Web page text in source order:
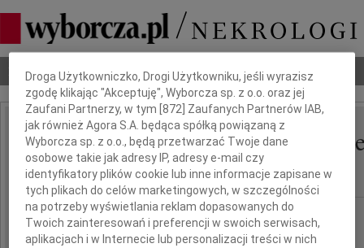
Nekrologi Odeszli Poradnik pogrzebowy
IMIĘ I NAZWISKO:
Anna Magdaleba
Domu Baran
REGION: Warszawa
DATA EMISJI: 11.09.2009
Dbamy o Twoją prywatność
Droga Użytkowniczko, Drogi Użytkowniku, jeśli wyrazisz
zgodę klikając "Akceptuję", Wyborcza sp. z o.o. oraz jej
Zaufani Partnerzy, w tym [872 ] Zaufanych Partnerów IAB,
jak również Agora S.A. będąca spółką powiązaną z
Wyborcza sp. z o.o., będą przetwarzać Twoje dane
osobowe takie jak adresy IP, adresy e-mail czy
identyfikatory plików cookie lub inne informacje zapisane w
tych plikach do celów marketingowych, w szczególności
na potrzeby wyświetlania reklam dopasowanych do
Twoich zainteresowań i preferencji w swoich serwisach,
aplikacjach i w Internecie lub personalizacji treści w nich